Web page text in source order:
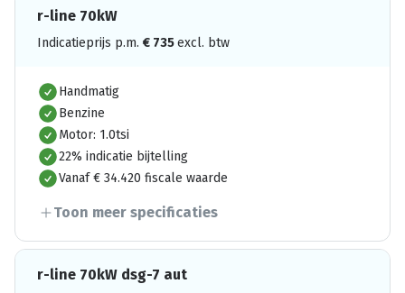
r-line 70kW
Indicatieprijs p.m. € 735excl. btw
Handmatig
Benzine
Motor: 1.0tsi
22% indicatie bijtelling
Vanaf € 34.420 fiscale waarde
Toon meer specificaties
r-line 70kW dsg-7 aut